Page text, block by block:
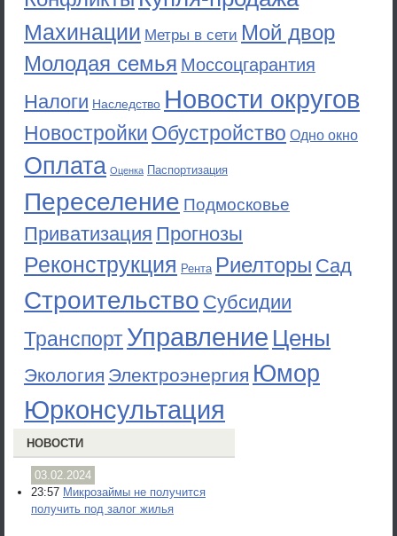
Махинации Метры в сети Мой двор
Молодая семья Моссоцгарантия
Налоги Наследство Новости округов
Новостройки Обустройство Одно окно
Оплата Оценка Паспортизация
Переселение Подмосковье
Приватизация Прогнозы
Реконструкция Рента Риелторы Сад
Строительство Субсидии
ТранспортУправление Цены
Экология Электроэнергия Юмор
Юрконсультация
НОВОСТИ
03.02.2024
23:57 Микрозаймы не получится
получить под залог жилья